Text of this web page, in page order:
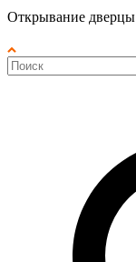
Открывание дверцы